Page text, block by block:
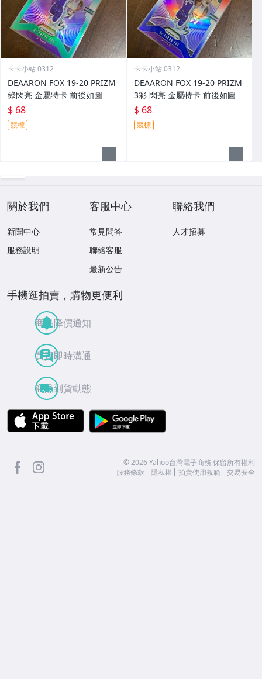
卡卡小站 0312
DEAARON FOX 19-20 PRIZM
綠閃亮 金屬特卡 前後如圖
$ 68
競標
卡卡小站 0312
DEAARON FOX 19-20 PRIZM
3彩 閃亮 金屬特卡 前後如圖
$ 68
競標
關於我們
新聞中心
服務說明
客服中心
常見問答
聯絡客服
最新公告
聯絡我們
人才招募
手機逛拍賣，購物更便利
商品降價通知
買賣即時溝通
商品到貨動態
APP Store
facebook ©2026 Yahoo台灣電子商務 保留所有權利
服務條款
隱私權 拍賣使用規範 交易安全